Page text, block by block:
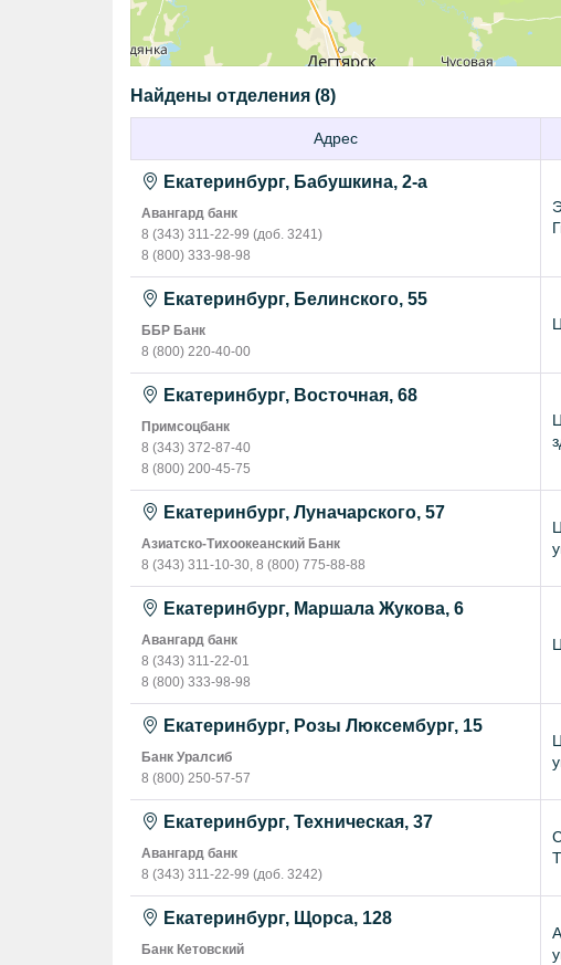
Найдены отделения (8)
Адрес
Екатеринбург, Бабушкина, 2-а
Авангард банк
8 (343) 311-22-99 (доб. 3241)
8 (800) 333-98-98
Екатеринбург, Белинского, 55
ББР Банк
8 (800) 220-40-00
Екатеринбург, Восточная, 68
Примсоцбанк
8 (343) 372-87-40
8 (800) 200-45-75
Екатеринбург, Луначарского, 57
Азиатско-Тихоокеанский Банк
8 (343) 311-10-30, 8 (800) 775-88-88
Екатеринбург, Маршала Жукова, 6
Авангард банк
8 (343) 311-22-01
8 (800) 333-98-98
Екатеринбург, Розы Люксембург, 15
Банк Уралсиб
8 (800) 250-57-57
Екатеринбург, Техническая, 37
Авангард банк
8 (343) 311-22-99 (доб. 3242)
Екатеринбург, Щорса, 128
Банк Кетовский